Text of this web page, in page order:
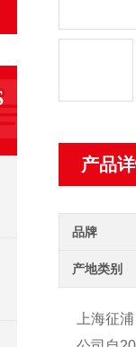
产品
品牌
产地类别
上海征